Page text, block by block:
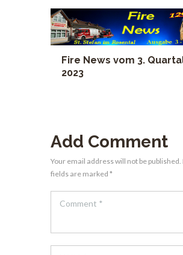
Fire News vom 3.
2023
Add Comment
Your email address will not be
fields are marked *